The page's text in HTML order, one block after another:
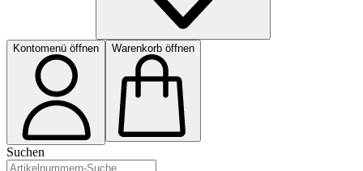
Kontomenü öffnen Warenkorb öffnen
Suchen